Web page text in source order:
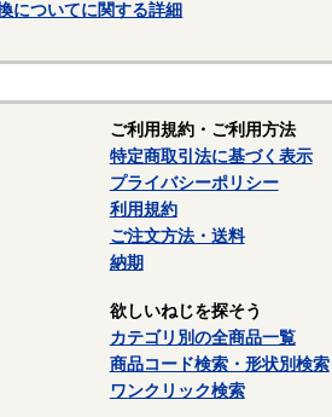
ていたインチ系のねじ規格で、ねじ山の
業界等では今も使用されています。ウィ
ご参照ください。
す。一般的によく普及しているメートル
羽根を固定するねじは緩み防止のため左
するように規定しています。
についてに関する詳細
ご利用規約・ご利用方法
特定商取引法に基づく表示
プライバシーポリシー
利用規約
ご注文方法・送料
納期
欲しいねじを探そう
カテゴリ別の全商品一覧
商品コード検索・形状別検索
ワンクリック検索